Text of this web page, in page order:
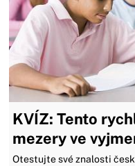
KVÍZ: Tento
mezery ve
Otestujte své znalosti